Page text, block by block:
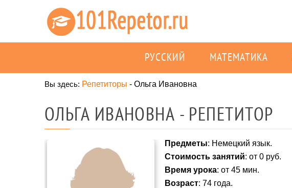
РУССКИЙ МАТЕМАТИКА
Вы здесь: Репетиторы - Ольга Ивановна
ОЛЬГА ИВАНОВНА - РЕПЕТИТОР
Предметы: Немецкий язык.
Стоимость занятий: от 0 руб.
Время урока: от 45 мин.
Возраст: 74 года.